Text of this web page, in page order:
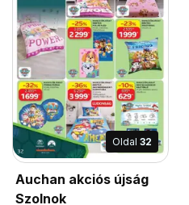
Oldal 32
Auchan akciós újság
Szolnok